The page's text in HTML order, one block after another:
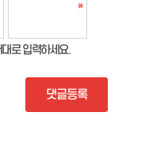
로 입력하세요.
댓글등록